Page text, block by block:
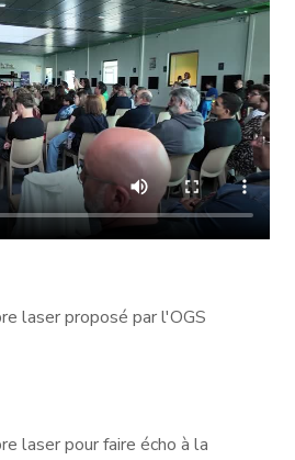
laser proposé par l'OGS
laser pour faire écho à la